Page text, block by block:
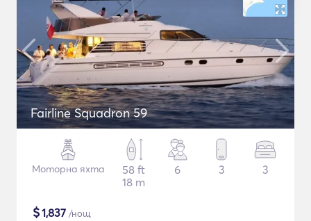
Fairline Squadron 59
Моторна яхта
58 ft
18 m
6 3 3
$1,837 /нощ